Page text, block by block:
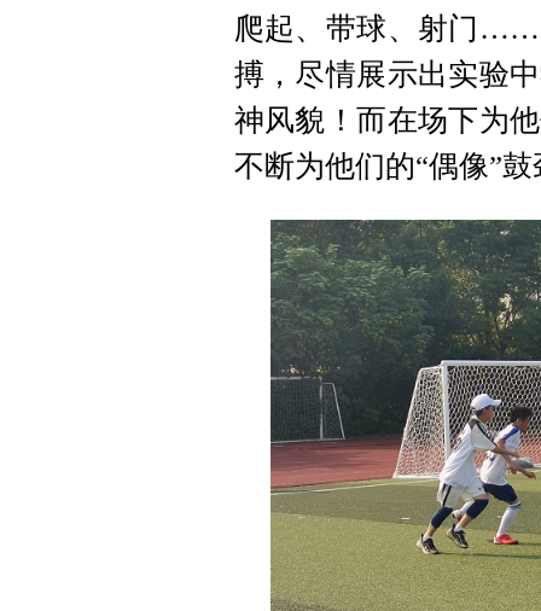
爬起、带球、射门……
搏，尽情展示出实验
神风貌！而在场下为
不断为他们的“偶像”